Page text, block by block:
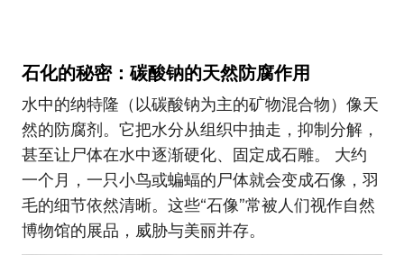
石化的秘密：碳酸钠的天然防腐作用
水中的纳特隆（以碳酸钠为主的矿物混合物）像天
然的防腐剂。它把水分从组织中抽走，抑制分解，
甚至让尸体在水中逐渐硬化、固定成石雕。 大约
一个月，一只小鸟或蝙蝠的尸体就会变成石像，羽
毛的细节依然清晰。这些“石像”常被人们视作自然
博物馆的展品，威胁与美丽并存。